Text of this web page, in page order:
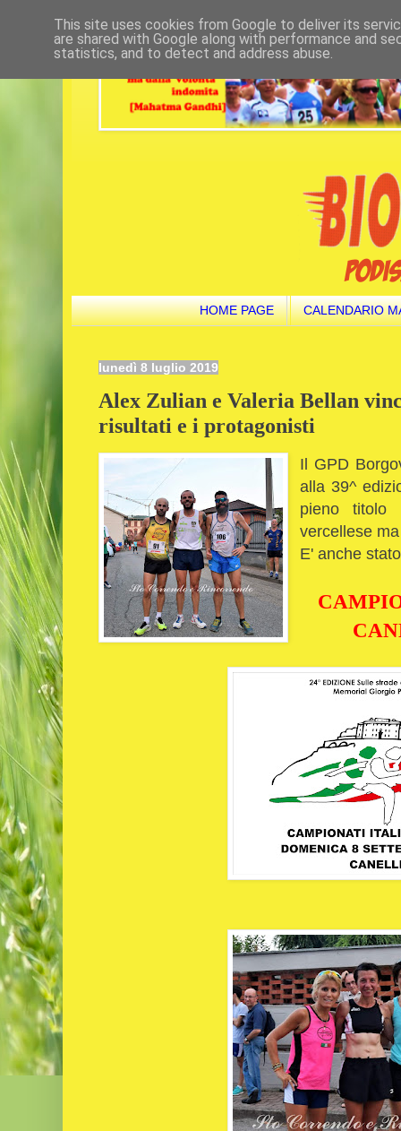
HOME PAGE CALENDARIO
lunedì 8 luglio 2019
Alex Zulian e Valeria Bellan
risultati e i protagonisti
Il GPD
alla 39^
pieno titolo
vercellese
E' anche
This site uses cookies from Google to deliver its
are shared with Google along with performance and
statistics, and to detect and address abuse.